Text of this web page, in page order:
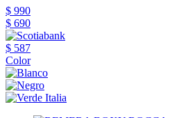
$ 990
$ 690
$ 587
Color